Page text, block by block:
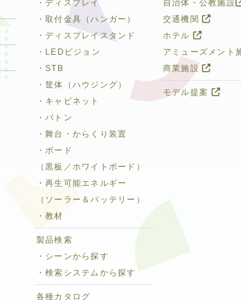
自治体・公教施設
交通機関
ホテル
アミューズメント
商業施設
モデル提案
・ディスプレイ
・取付金具（ハンガー）
・ディスプレイスタンド
・LEDビジョン
・STB
・筐体（ハウジング）
・キャビネット
・バトン
・舞台・からくり装置
・ボード
（黒板／ホワイトボード）
・再生可能エネルギー
（ソーラー＆バッテリー）
・教材
製品検索
・シーンから探す
・検索システムから探す
各種カタログ